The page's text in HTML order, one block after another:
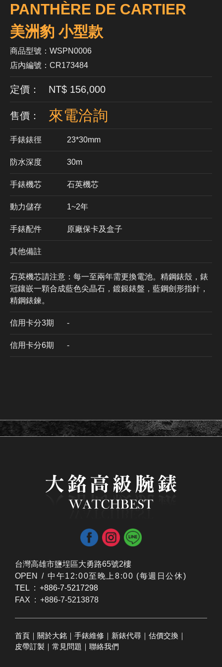
PANTHÈRE DE CARTIER
美洲豹 小型款
商品型號：WSPN0006
店內編號：CR173484
定價： NT$ 156,000
售價： 來電洽詢
手錶錶徑 23*30mm
防水深度 30m
手錶機芯 ​石英機芯
動力儲存 1~2年
手錶配件 原廠保卡及盒子
其他備註
石英機芯請注意：每一至兩年需更換電池。精鋼錶殼，錶
冠鑲嵌一顆合成藍色尖晶石，鍍銀錶盤，藍鋼劍形指針，
精鋼錶鍊。
信用卡分3期 ​-
信用卡分6期 -
台灣高雄市鹽埕區大勇路65號2樓
OPEN / ​中午12:00至晚上8:00 (每週日公休)
TEL : +886-7-5217298
FAX : +886-7-5213878
首頁 ｜ 關於大銘 ｜ 手錶維修 ｜ 新錶代尋 ｜ 估價交換 ｜
皮帶訂製 ｜ 常見問題 ｜ 聯絡我們